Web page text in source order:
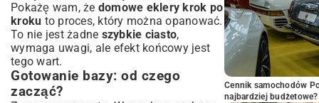
Pokażę wam, że domowe eklery krok po
kroku to proces, który można opanować.
To nie jest żadne szybkie ciasto,
wymaga uwagi, ale efekt końcowy jest
tego wart.
Gotowanie bazy: od czego
zacząć?
Cennik samochodów
najbardziej budżetowe?